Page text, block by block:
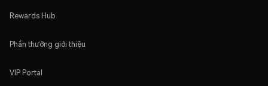
Rewards Hub
Phần thưởng giới thiệu
VIP Portal